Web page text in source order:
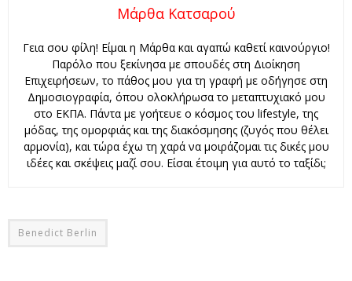
Μάρθα Κατσαρού
Γεια σου φίλη! Είμαι η Μάρθα και αγαπώ καθετί καινούργιο!
Παρόλο που ξεκίνησα με σπουδές στη Διοίκηση
Επιχειρήσεων, το πάθος μου για τη γραφή με οδήγησε στη
Δημοσιογραφία, όπου ολοκλήρωσα το μεταπτυχιακό μου
στο ΕΚΠΑ. Πάντα με γοήτευε ο κόσμος του lifestyle, της
μόδας, της ομορφιάς και της διακόσμησης (ζυγός που θέλει
αρμονία), και τώρα έχω τη χαρά να μοιράζομαι τις δικές μου
ιδέες και σκέψεις μαζί σου. Είσαι έτοιμη για αυτό το ταξίδι;
Benedict Berlin